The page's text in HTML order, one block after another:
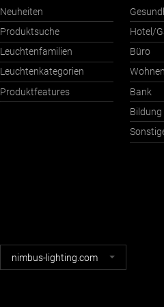
Neuheiten
Produktsuche
Leuchtenfamilien
Leuchtenkategorien
Produktfeatures
Hotel/
Büro
Wohnen
Bank
Bildung
Nimbus
Webseiten
nimbus-lighting.com